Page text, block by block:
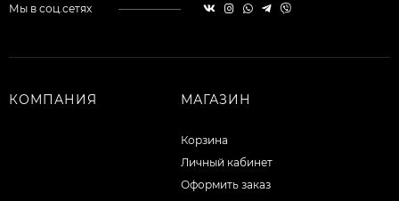
Мы в соц.сетях
КОМПАНИЯ МАГАЗИН
Корзина
Личный кабинет
Оформить заказ